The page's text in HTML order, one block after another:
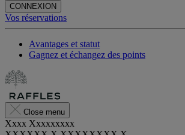
CONNEXION
Vos réservations
Avantages et statut
Gagnez et échangez des points
Close menu
Xxxx Xxxxxxxxx